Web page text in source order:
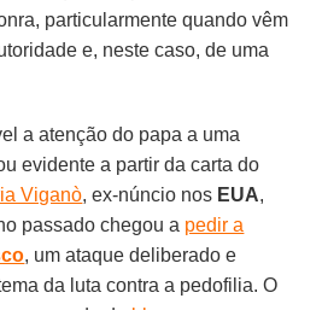
particularmente quando vêm
e, neste caso, de uma
a atenção do papa a uma
evidente a partir da carta do
Viganò, ex-núncio nos EUA,
passado chegou a pedir a
, um ataque deliberado e
da luta contra a pedofilia. O